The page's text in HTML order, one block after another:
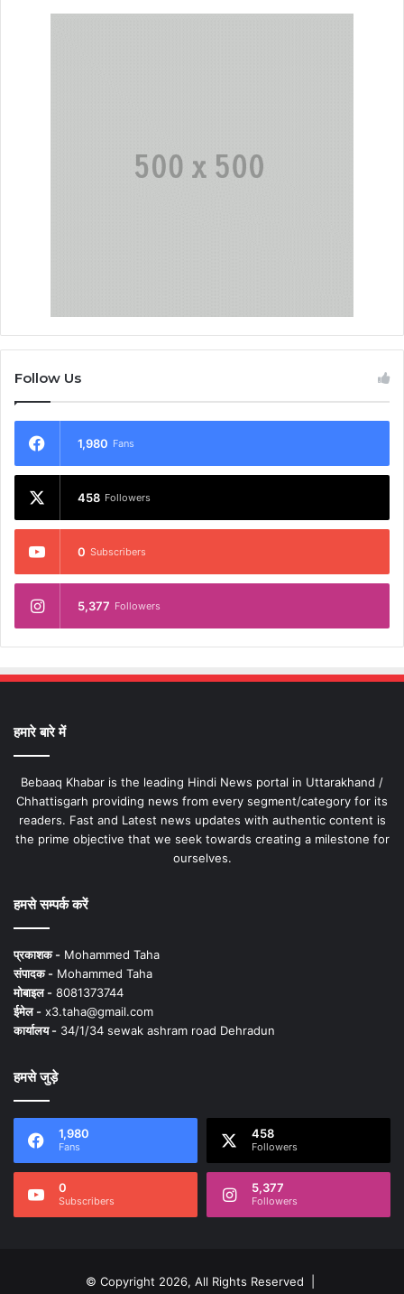
Follow Us
1,980 Fans
458 Followers
0 Subscribers
5,377 Followers
हमारे बारे में
Bebaaq Khabar is the leading Hindi News portal in Uttarakhand /
Chhattisgarh providing news from every segment/category for its
readers. Fast and Latest news updates with authentic content is
the prime objective that we seek towards creating a milestone for
ourselves.
हमसे सम्पर्क करें
प्रकाशक - Mohammed Taha
संपादक - Mohammed Taha
मोबाइल - 8081373744
ईमेल - x3.taha@gmail.com
कार्यालय - 34/1/34 sewak ashram road Dehradun
हमसे जुड़े
1,980
Fans
458
Followers
0
Subscribers
5,377
Followers
© Copyright 2026, All Rights Reserved |